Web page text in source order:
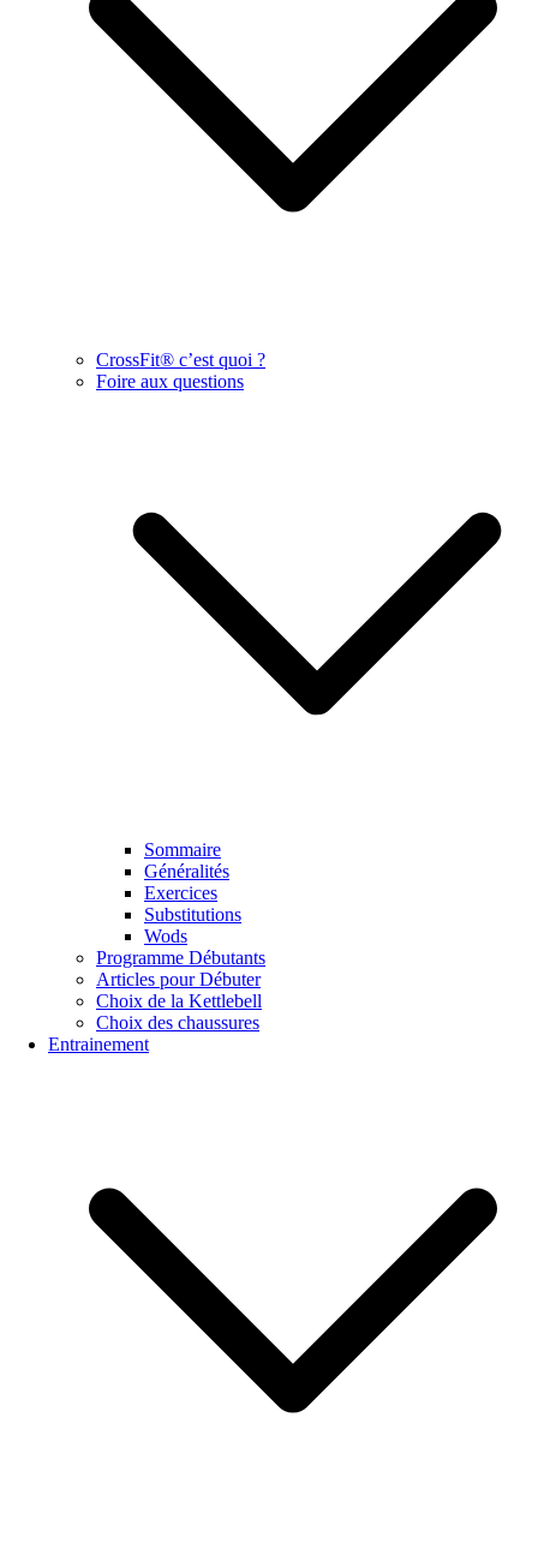
CrossFit® c’est quoi ?
Foire aux questions
Sommaire
Généralités
Exercices
Substitutions
Wods
Programme Débutants
Articles pour Débuter
Choix de la Kettlebell
Choix des chaussures
Entrainement